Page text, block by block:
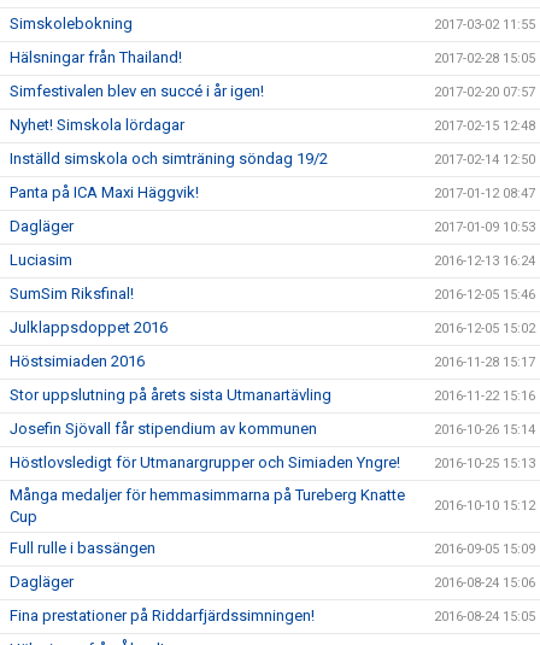
Simskolebokning 2017-03-02 11:55
Hälsningar från Thailand! 2017-02-28 15:05
Simfestivalen blev en succé i år igen! 2017-02-20 07:57
Nyhet! Simskola lördagar 2017-02-15 12:48
Inställd simskola och simträning söndag 19/2 2017-02-14 12:50
Panta på ICA Maxi Häggvik! 2017-01-12 08:47
Dagläger 2017-01-09 10:53
Luciasim 2016-12-13 16:24
SumSim Riksfinal! 2016-12-05 15:46
Julklappsdoppet 2016 2016-12-05 15:02
Höstsimiaden 2016 2016-11-28 15:17
Stor uppslutning på årets sista Utmanartävling 2016-11-22 15:16
Josefin Sjövall får stipendium av kommunen 2016-10-26 15:14
Höstlovsledigt för Utmanargrupper och Simiaden Yngre! 2016-10-25 15:13
Många medaljer för hemmasimmarna på Tureberg Knatte
Cup
2016-10-10 15:12
Full rulle i bassängen 2016-09-05 15:09
Dagläger 2016-08-24 15:06
Fina prestationer på Riddarfjärdssimningen! 2016-08-24 15:05